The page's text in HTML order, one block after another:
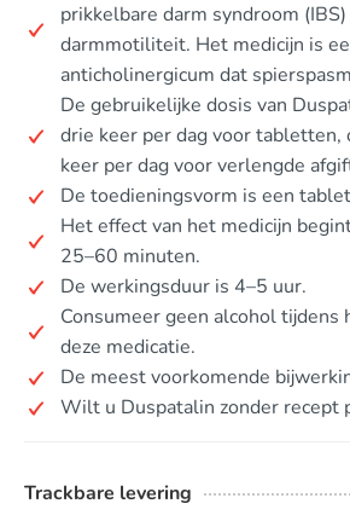
prikkelbare darm syndroom
darmmotiliteit. Het medicijn is
anticholinergicum dat
De gebruikelijke dosis van
drie keer per dag voor
keer per dag voor verlengde
De toedieningsvorm is een
Het effect van het medicijn
25–60 minuten.
De werkingsduur is 4–5 uur.
Consumeer geen alcohol tijdens
deze medicatie.
De meest voorkomende
Wilt u Duspatalin zonder recept
Trackbare levering